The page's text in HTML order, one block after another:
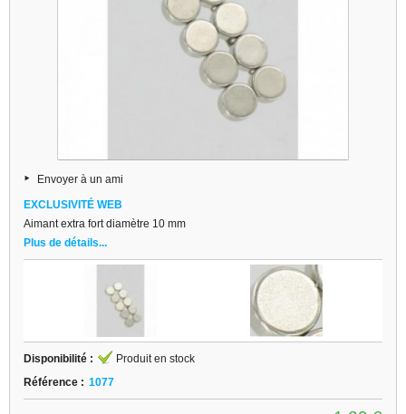
Envoyer à un ami
EXCLUSIVITÉ WEB
Aimant extra fort diamètre 10 mm
Plus de détails...
Disponibilité :
Produit en stock
Référence : 1077